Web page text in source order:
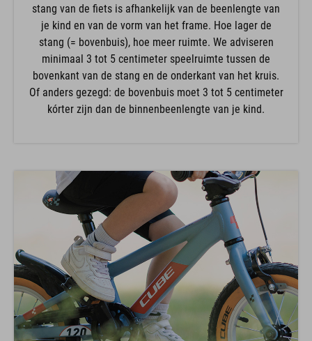
stang van de fiets is afhankelijk van de beenlengte van
je kind en van de vorm van het frame. Hoe lager de
stang (= bovenbuis), hoe meer ruimte. We adviseren
minimaal 3 tot 5 centimeter speelruimte tussen de
bovenkant van de stang en de onderkant van het kruis.
Of anders gezegd: de bovenbuis moet 3 tot 5 centimeter
kórter zijn dan de binnenbeenlengte van je kind.